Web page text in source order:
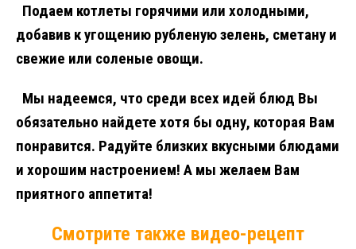
Подаем котлеты горячими или холодными,
добавив к угощению рубленую зелень, сметану и
свежие или соленые овощи.
Мы надеемся, что среди всех идей блюд Вы
обязательно найдете хотя бы одну, которая Вам
понравится. Радуйте близких вкусными блюдами
и хорошим настроением! А мы желаем Вам
приятного аппетита!
Смотрите также видео-рецепт